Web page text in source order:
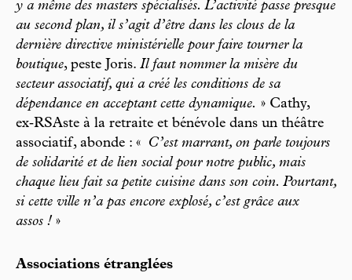
y a même des masters spécialisés. L’activité passe presque
au second plan, il s’agit d’être dans les clous de la
dernière directive ministérielle pour faire tourner la
boutique, peste Joris. Il faut nommer la misère du
secteur associatif, qui a créé les conditions de sa
dépendance en acceptant cette dynamique. » Cathy,
ex‑­RSAste à la retraite et bénévole dans un théâtre
associatif, abonde : «
C’est marrant, on parle toujours
de solidarité et de lien social pour notre public, mais
chaque lieu fait sa petite cuisine dans son coin. Pourtant,
si cette ville n’a pas encore explosé, c’est grâce aux
assos ! »
Associations étranglées